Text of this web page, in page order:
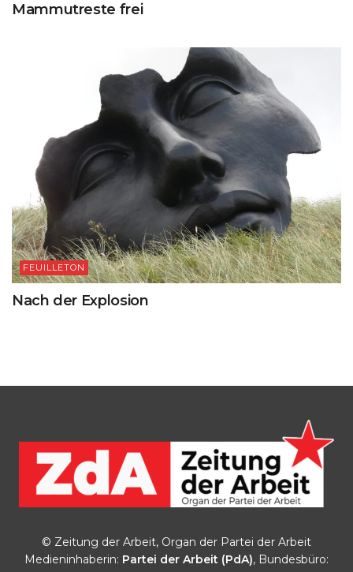
Mammutreste frei
FEUILLETON
Nach der Explosion
© Zeitung der Arbeit, Organ der Partei der Arbeit
Medieninhaberin: Partei der Arbeit (PdA), Bundesbüro: